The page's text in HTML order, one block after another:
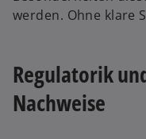
werden. Ohne klare
Regulatorik
Nachweise